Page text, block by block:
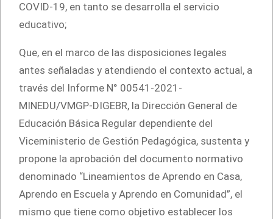
COVID-19, en tanto se desarrolla el servicio
educativo;
Que, en el marco de las disposiciones legales
antes señaladas y atendiendo el contexto actual, a
través del Informe N° 00541-2021-
MINEDU/VMGP-DIGEBR, la Dirección General de
Educación Básica Regular dependiente del
Viceministerio de Gestión Pedagógica, sustenta y
propone la aprobación del documento normativo
denominado “Lineamientos de Aprendo en Casa,
Aprendo en Escuela y Aprendo en Comunidad”, el
mismo que tiene como objetivo establecer los